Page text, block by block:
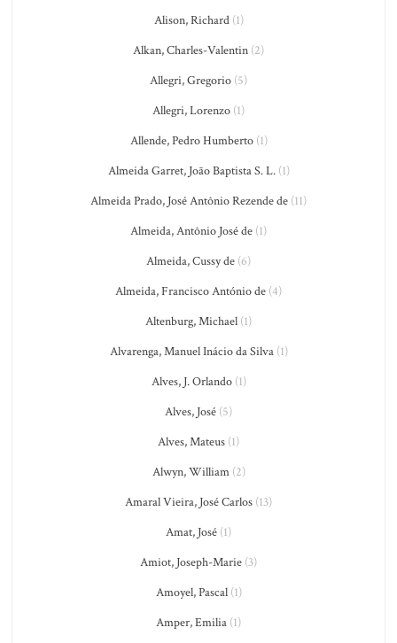
Alison, Richard(1)
Alkan, Charles-Valentin (2)
Allegri, Gregorio (5)
Allegri, Lorenzo (1)
Allende, Pedro Humberto(1)
Almeida Garret, João Baptista S. L.(1)
Almeida Prado, José Antônio Rezende de (11)
Almeida, Antônio José de (1)
Almeida, Cussy de (6)
Almeida, Francisco António de (4)
Altenburg, Michael (1)
Alvarenga, Manuel Inácio da Silva(1)
Alves, J. Orlando(1)
Alves, José (5)
Alves, Mateus (1)
Alwyn, William(2)
Amaral Vieira, José Carlos (13)
Amat, José (1)
Amiot, Joseph-Marie (3)
Amoyel, Pascal(1)
Amper, Emilia (1)